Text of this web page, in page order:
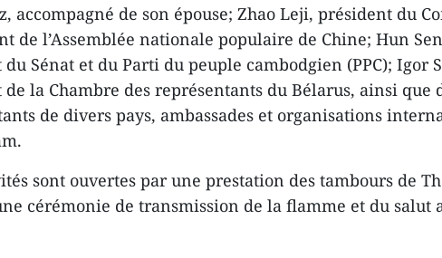
accompagné de son épouse; Zhao Leji, président du
de l’Assemblée nationale populaire de Chine; Hun
Sénat et du Parti du peuple cambodgien (PPC); Igor
la Chambre des représentants du Bélarus, ainsi que
de divers pays, ambassades et organisations
sont ouvertes par une prestation des tambours de
cérémonie de transmission de la flamme et du salut